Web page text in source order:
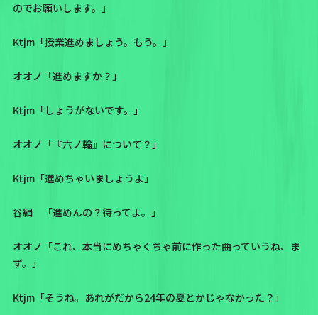
のでお願いします。」
Ktjm「授業進めましょう。もう。」
オオノ「進めますか？」
Ktjm「しょうがないです。」
オオノ「『六ノ輪』について？」
Ktjm「進めちゃいましょうよ」
谷絹 「進めんの？待ってよ。」
オオノ「これ、本当にめちゃくちゃ前に作った曲っていうね、ま
ず。」
Ktjm「そうね。あれがだから24年の夏とかじゃなかった？」